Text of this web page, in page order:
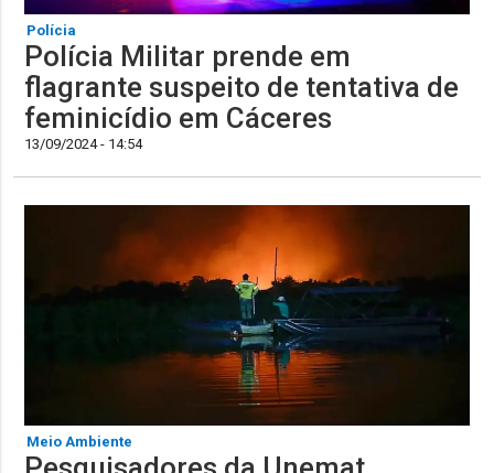
Polícia
Polícia Militar prende em
flagrante suspeito de tentativa de
feminicídio em Cáceres
13/09/2024 - 14:54
Meio Ambiente